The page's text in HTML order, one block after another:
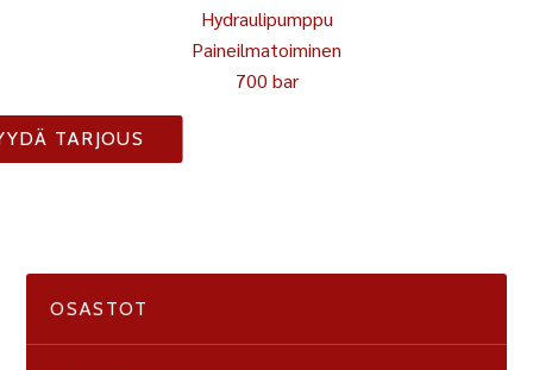
Hydraulipumppu
Paineilmatoiminen
700 bar
TARJOUS
OSASTOT